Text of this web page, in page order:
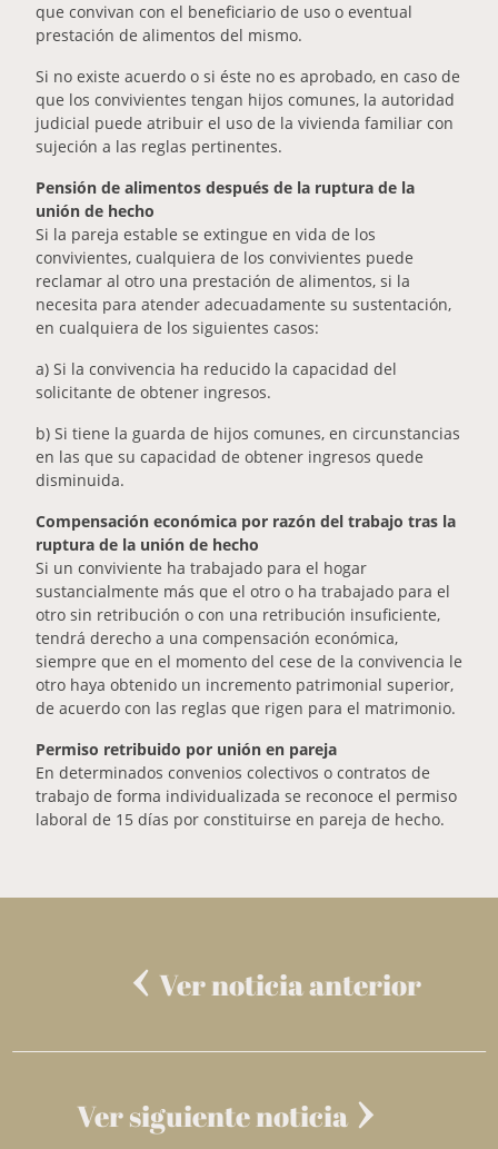
que convivan con el beneficiario de uso o eventual
prestación de alimentos del mismo.
Si no existe acuerdo o si éste no es aprobado, en caso de
que los convivientes tengan hijos comunes, la autoridad
judicial puede atribuir el uso de la vivienda familiar con
sujeción a las reglas pertinentes.
Pensión de alimentos después de la ruptura de la
unión de hecho
Si la pareja estable se extingue en vida de los
convivientes, cualquiera de los convivientes puede
reclamar al otro una prestación de alimentos, si la
necesita para atender adecuadamente su sustentación,
en cualquiera de los siguientes casos:
a) Si la convivencia ha reducido la capacidad del
solicitante de obtener ingresos.
b) Si tiene la guarda de hijos comunes, en circunstancias
en las que su capacidad de obtener ingresos quede
disminuida.
Compensación económica por razón del trabajo tras la
ruptura de la unión de hecho
Si un conviviente ha trabajado para el hogar
sustancialmente más que el otro o ha trabajado para el
otro sin retribución o con una retribución insuficiente,
tendrá derecho a una compensación económica,
siempre que en el momento del cese de la convivencia le
otro haya obtenido un incremento patrimonial superior,
de acuerdo con las reglas que rigen para el matrimonio.
Permiso retribuido por unión en pareja
En determinados convenios colectivos o contratos de
trabajo de forma individualizada se reconoce el permiso
laboral de 15 días por constituirse en pareja de hecho.
Ver noticia anterior
Ver siguiente noticia